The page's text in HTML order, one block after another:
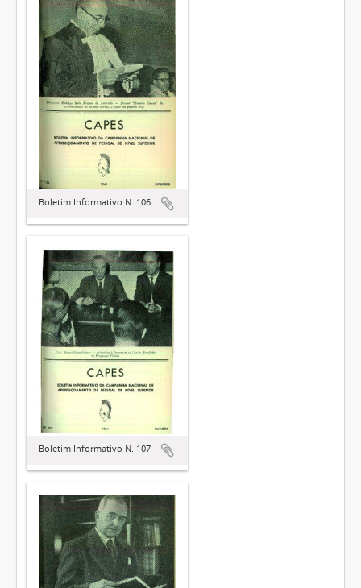
Boletim Informativo N. 106
Boletim Informativo N. 107